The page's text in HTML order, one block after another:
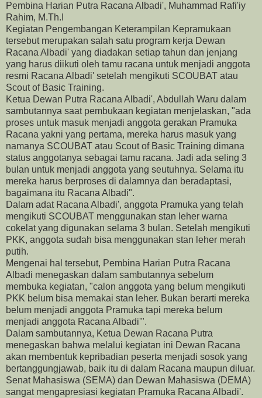
Pembina Harian Putra Racana Albadi', Muhammad Rafi'iy
Rahim, M.Th.I
Kegiatan Pengembangan Keterampilan Kepramukaan
tersebut merupakan salah satu program kerja Dewan
Racana Albadi' yang diadakan setiap tahun dan jenjang
yang harus diikuti oleh tamu racana untuk menjadi anggota
resmi Racana Albadi' setelah mengikuti SCOUBAT atau
Scout of Basic Training.
Ketua Dewan Putra Racana Albadi', Abdullah Waru dalam
sambutannya saat pembukaan kegiatan menjelaskan, "ada
proses untuk masuk menjadi anggota gerakan Pramuka
Racana yakni yang pertama, mereka harus masuk yang
namanya SCOUBAT atau Scout of Basic Training dimana
status anggotanya sebagai tamu racana. Jadi ada seling 3
bulan untuk menjadi anggota yang seutuhnya. Selama itu
mereka harus berproses di dalamnya dan beradaptasi,
bagaimana itu Racana Albadi".
Dalam adat Racana Albadi', anggota Pramuka yang telah
mengikuti SCOUBAT menggunakan stan leher warna
cokelat yang digunakan selama 3 bulan. Setelah mengikuti
PKK, anggota sudah bisa menggunakan stan leher merah
putih.
Mengenai hal tersebut, Pembina Harian Putra Racana
Albadi menegaskan dalam sambutannya sebelum
membuka kegiatan, "calon anggota yang belum mengikuti
PKK belum bisa memakai stan leher. Bukan berarti mereka
belum menjadi anggota Pramuka tapi mereka belum
menjadi anggota Racana Albadi'".
Dalam sambutannya, Ketua Dewan Racana Putra
menegaskan bahwa melalui kegiatan ini Dewan Racana
akan membentuk kepribadian peserta menjadi sosok yang
bertanggungjawab, baik itu di dalam Racana maupun diluar.
Senat Mahasiswa (SEMA) dan Dewan Mahasiswa (DEMA)
sangat mengapresiasi kegiatan Pramuka Racana Albadi'.